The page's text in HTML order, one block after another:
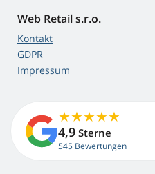
Web Retail s.r.o.
Kontakt
GDPR
Impressum
4,9 Sterne
545 Bewertungen